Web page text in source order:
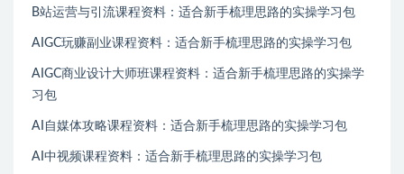
B站运营与引流课程资料：适合新手梳理思路的实操学习包
AIGC玩赚副业课程资料：适合新手梳理思路的实操学习包
AIGC商业设计大师班课程资料：适合新手梳理思路的实操学
习包
AI自媒体攻略课程资料：适合新手梳理思路的实操学习包
AI中视频课程资料：适合新手梳理思路的实操学习包